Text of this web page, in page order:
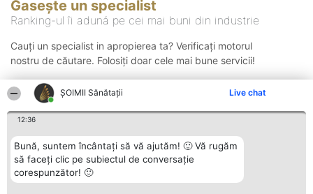
ŞOIMII Sănătații Live chat
12:36
Bună, suntem încântați să vă ajutăm! 🙂 Vă rugăm
să faceți clic pe subiectul de conversație
corespunzător! 🙂
Gasește un specialist
Ranking-ul îi adună pe cei mai buni din industrie
Cauți un specialist in apropierea ta? Verificați motorul
nostru de căutare. Folosiți doar cele mai bune servicii!